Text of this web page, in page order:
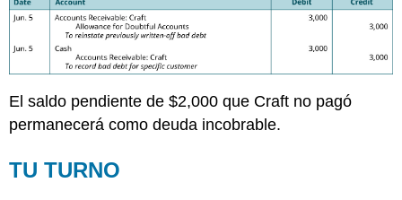
El saldo pendiente de $2,000 que Craft no pagó
permanecerá como deuda incobrable.
TU TURNO